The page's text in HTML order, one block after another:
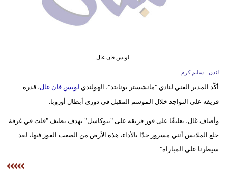
بيئة
لويس فان غال
لندن - سليم كرم
أكَّد المدير الفني لنادي "مانشستر يونايتد"، الهولندي لويس فان غال، قدرة
فريقه على التواجد خلال الموسم المقبل في دورى أبطال أوروبا.
وأضاف غال، تعليقًا على فوز فريقه على "نيوكاسل" بهدف نظيف "قلت في غرفة
خلع الملابس أنني مسرور جدًا بالأداء، هذه الأرض من الصعب الفوز فيها، لقد
سيطرنا على المباراة".